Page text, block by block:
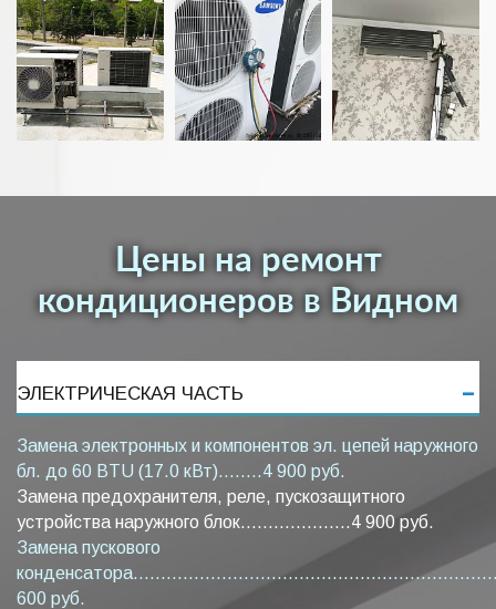
Цены на ремонт
кондиционеров в Видном
ЭЛЕКТРИЧЕСКАЯ ЧАСТЬ
Замена электронных и компонентов эл. цепей наружного
бл. до 60 BTU (17.0 кВт)........4 900 руб.
Замена предохранителя, реле, пускозащитного
устройства наружного блок....................4 900 руб.
Замена пускового
600 руб.